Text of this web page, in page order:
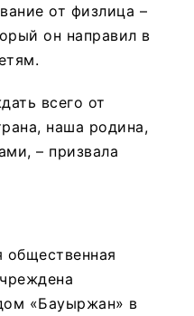
от физлица –
он направил в
всего от
наша родина,
– призвала
общественная
«Бауыржан» в